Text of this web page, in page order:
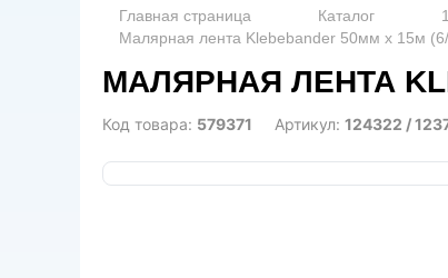
Главная страница Каталог
Малярная лента Klebebander 50мм х 15м
МАЛЯРНАЯ ЛЕНТА
Код товара: 579371 Артикул: 124322 /